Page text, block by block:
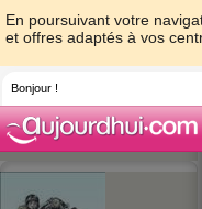
En poursuivant votre
et offres adaptés à vos
Bonjour !